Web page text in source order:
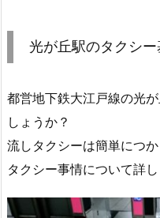
光が丘駅のタクシー
都営地下鉄大江戸線の光
しょうか？
流しタクシーは簡単につ
タクシー事情について詳し